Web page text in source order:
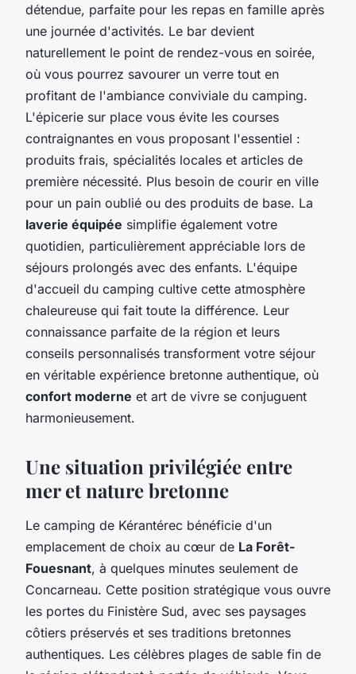
détendue, parfaite pour les repas en famille après
une journée d'activités. Le bar devient
naturellement le point de rendez-vous en soirée,
où vous pourrez savourer un verre tout en
profitant de l'ambiance conviviale du camping.
L'épicerie sur place vous évite les courses
contraignantes en vous proposant l'essentiel :
produits frais, spécialités locales et articles de
première nécessité. Plus besoin de courir en ville
pour un pain oublié ou des produits de base. La
laverie équipée simplifie également votre
quotidien, particulièrement appréciable lors de
séjours prolongés avec des enfants. L'équipe
d'accueil du camping cultive cette atmosphère
chaleureuse qui fait toute la différence. Leur
connaissance parfaite de la région et leurs
conseils personnalisés transforment votre séjour
en véritable expérience bretonne authentique, où
confort moderne et art de vivre se conjuguent
harmonieusement.
Une situation privilégiée entre
mer et nature bretonne
Le camping de Kérantérec bénéficie d'un
emplacement de choix au cœur de La Forêt-
Fouesnant, à quelques minutes seulement de
Concarneau. Cette position stratégique vous ouvre
les portes du Finistère Sud, avec ses paysages
côtiers préservés et ses traditions bretonnes
authentiques. Les célèbres plages de sable fin de